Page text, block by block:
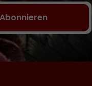
Abonnieren